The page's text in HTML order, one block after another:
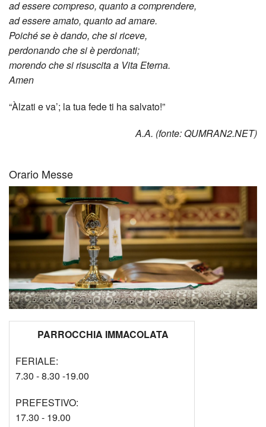
ad essere compreso, quanto a comprendere,
ad essere amato, quanto ad amare.
Poiché se è dando, che si riceve,
perdonando che si è perdonati;
morendo che si risuscita a Vita Eterna.
Amen
“Àlzati e va’; la tua fede ti ha salvato!”
A.A. (fonte: QUMRAN2.NET)
Orario Messe
PARROCCHIA IMMACOLATA
FERIALE:
7.30 - 8.30 -19.00
PREFESTIVO:
17.30 - 19.00